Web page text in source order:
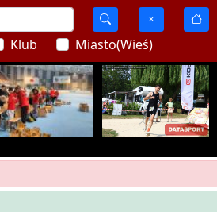
Klub Miasto(Wieś)